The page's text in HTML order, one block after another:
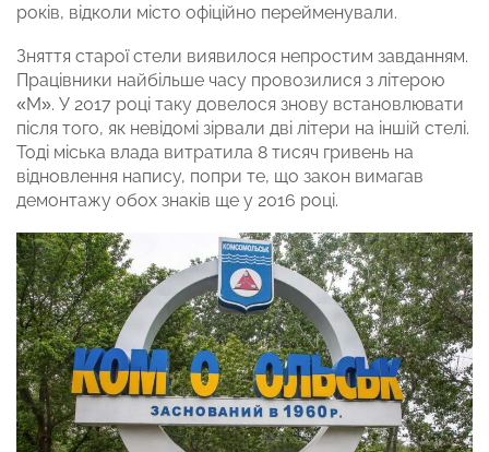
років, відколи місто офіційно перейменували.
Зняття старої стели виявилося непростим завданням.
Працівники найбільше часу провозилися з літерою
«М». У 2017 році таку довелося знову встановлювати
після того, як невідомі зірвали дві літери на іншій стелі.
Тоді міська влада витратила 8 тисяч гривень на
відновлення напису, попри те, що закон вимагав
демонтажу обох знаків ще у 2016 році.